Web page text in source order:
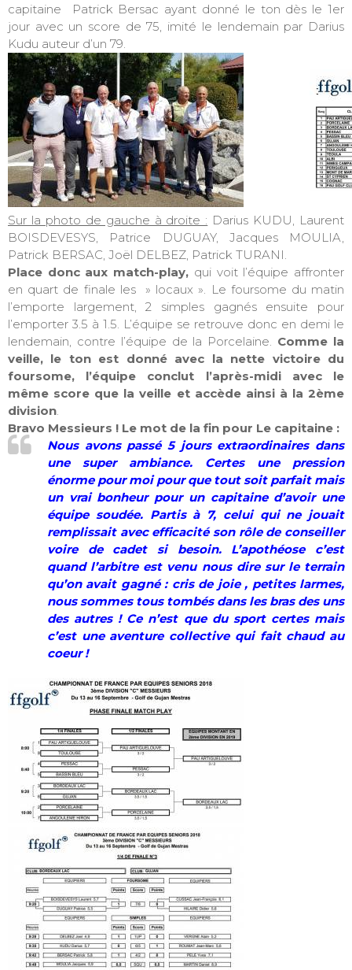
capitaine Patrick Bersac ayant donné le ton dès le 1er
jour avec un score de 75, imité le lendemain par Darius
Kudu auteur d’un 79.
Sur la photo de gauche à droite : Darius KUDU, Laurent
BOISDEVESYS, Patrice DUGUAY, Jacques MOULIA,
Patrick BERSAC, Joël DELBEZ, Patrick TURANI.
Place donc aux match-play, qui voit l’équipe affronter
en quart de finale les » locaux ». Le foursome du matin
l’emporte largement, 2 simples gagnés ensuite pour
l’emporter 3.5 à 1.5. L’équipe se retrouve donc en demi le
lendemain, contre l’équipe de la Porcelaine. Comme la
veille, le ton est donné avec la nette victoire du
foursome, l’équipe conclut l’après-midi avec le
même score que la veille et accède ainsi à la 2ème
division.
Bravo Messieurs ! Le mot de la fin pour Le capitaine :
Nous avons passé 5 jours extraordinaires dans
une super ambiance. Certes une pression
énorme pour moi pour que tout soit parfait mais
un vrai bonheur pour un capitaine d’avoir une
équipe soudée. Partis à 7, celui qui ne jouait
remplissait avec efficacité son rôle de conseiller
voire de cadet si besoin. L’apothéose c’est
quand l’arbitre est venu nous dire sur le terrain
qu’on avait gagné : cris de joie , petites larmes,
nous sommes tous tombés dans les bras des uns
des autres ! Ce n’est que du sport certes mais
c’est une aventure collective qui fait chaud au
coeur !